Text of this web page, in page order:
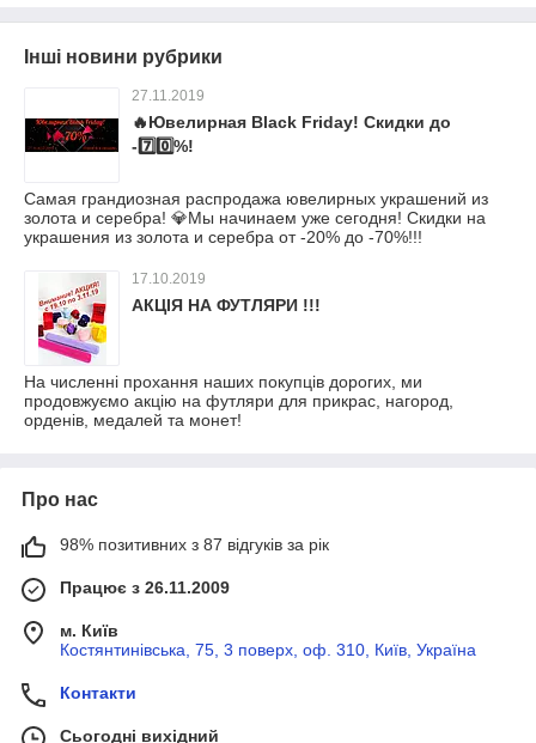
Інші новини рубрики
27.11.2019
🔥Ювелирная Black Friday! Скидки до
-7️⃣0️⃣%!
Самая грандиозная распродажа ювелирных украшений из
золота и серебра! 💎Мы начинаем уже сегодня! Скидки на
украшения из золота и серебра от -20% до -70%!!!
17.10.2019
АКЦІЯ НА ФУТЛЯРИ !!!
На численні прохання наших покупців дорогих, ми
продовжуємо акцію на футляри для прикрас, нагород,
орденів, медалей та монет!
Про нас
98% позитивних з 87 відгуків за рік
Працює з 26.11.2009
м. Київ
Костянтинівська, 75, 3 поверх, оф. 310, Київ, Україна
Контакти
Сьогодні вихідний